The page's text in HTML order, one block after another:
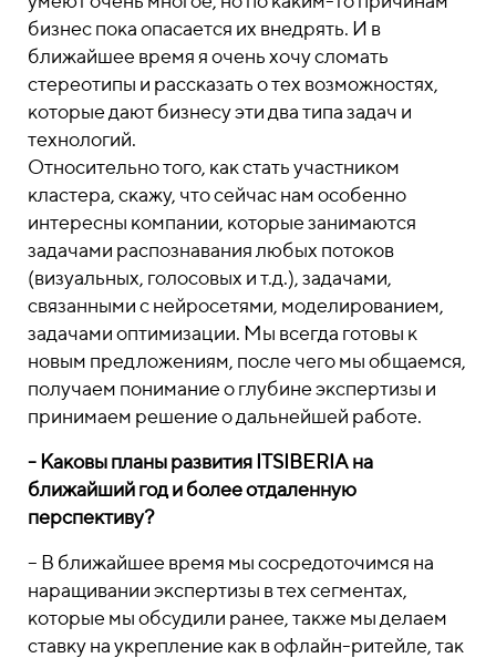
бизнес пока опасается их внедрять. И в
ближайшее время я очень хочу сломать
стереотипы и рассказать о тех возможностях,
которые дают бизнесу эти два типа задач и
технологий.
Относительно того, как стать участником
кластера, скажу, что сейчас нам особенно
интересны компании, которые занимаются
задачами распознавания любых потоков
(визуальных, голосовых и т.д.), задачами,
связанными с нейросетями, моделированием,
задачами оптимизации. Мы всегда готовы к
новым предложениям, после чего мы общаемся,
получаем понимание о глубине экспертизы и
принимаем решение о дальнейшей работе.
- Каковы планы развития ITSIBERIA на
ближайший год и более отдаленную
перспективу?
– В ближайшее время мы сосредоточимся на
наращивании экспертизы в тех сегментах,
которые мы обсудили ранее, также мы делаем
ставку на укрепление как в офлайн-ритейле, так